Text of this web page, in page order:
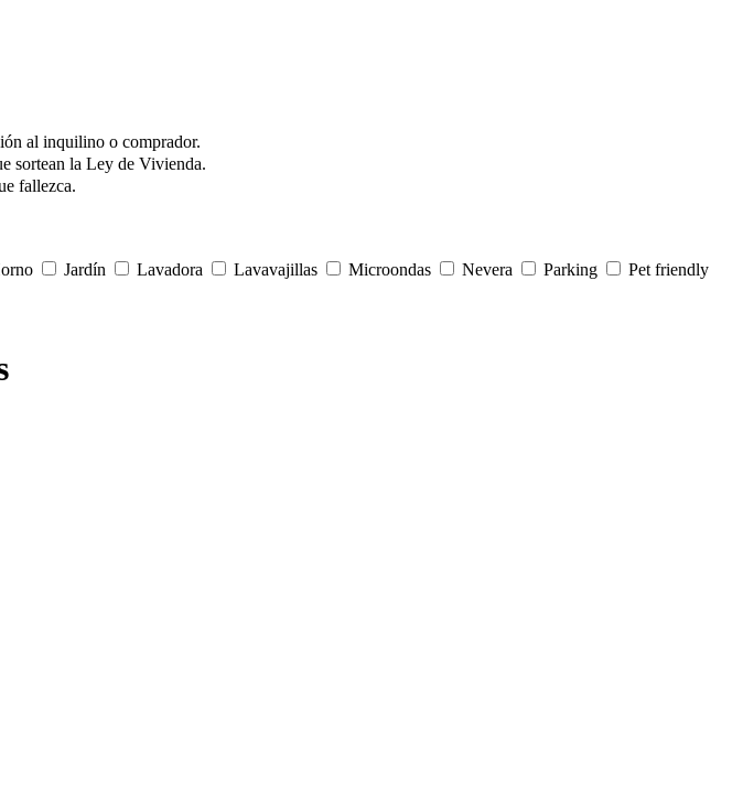
al inquilino o comprador.
sortean la Ley de Vivienda.
fallezca.
Jardín Lavadora Lavavajillas Microondas Nevera Parking
Pet friendly